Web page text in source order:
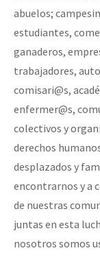
abuelos;
estudiantes,
ganaderos,
trabajadores,
comisari@s,
enfermer@s,
colectivos y
derechos
desplazados y
encontrarnos y a
de nuestras
juntas en esta
nosotros somos